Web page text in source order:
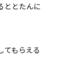
ととたんに
てもらえる